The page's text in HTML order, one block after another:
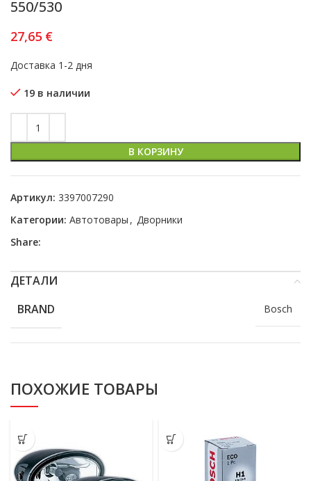
550/530
27,65 €
Доставка 1-2 дня
19 в наличии
В КОРЗИНУ
Артикул: 3397007290
Категории: Автотовары , Дворники
Share:
ДЕТАЛИ
BRAND
Bosch
ПОХОЖИЕ ТОВАРЫ